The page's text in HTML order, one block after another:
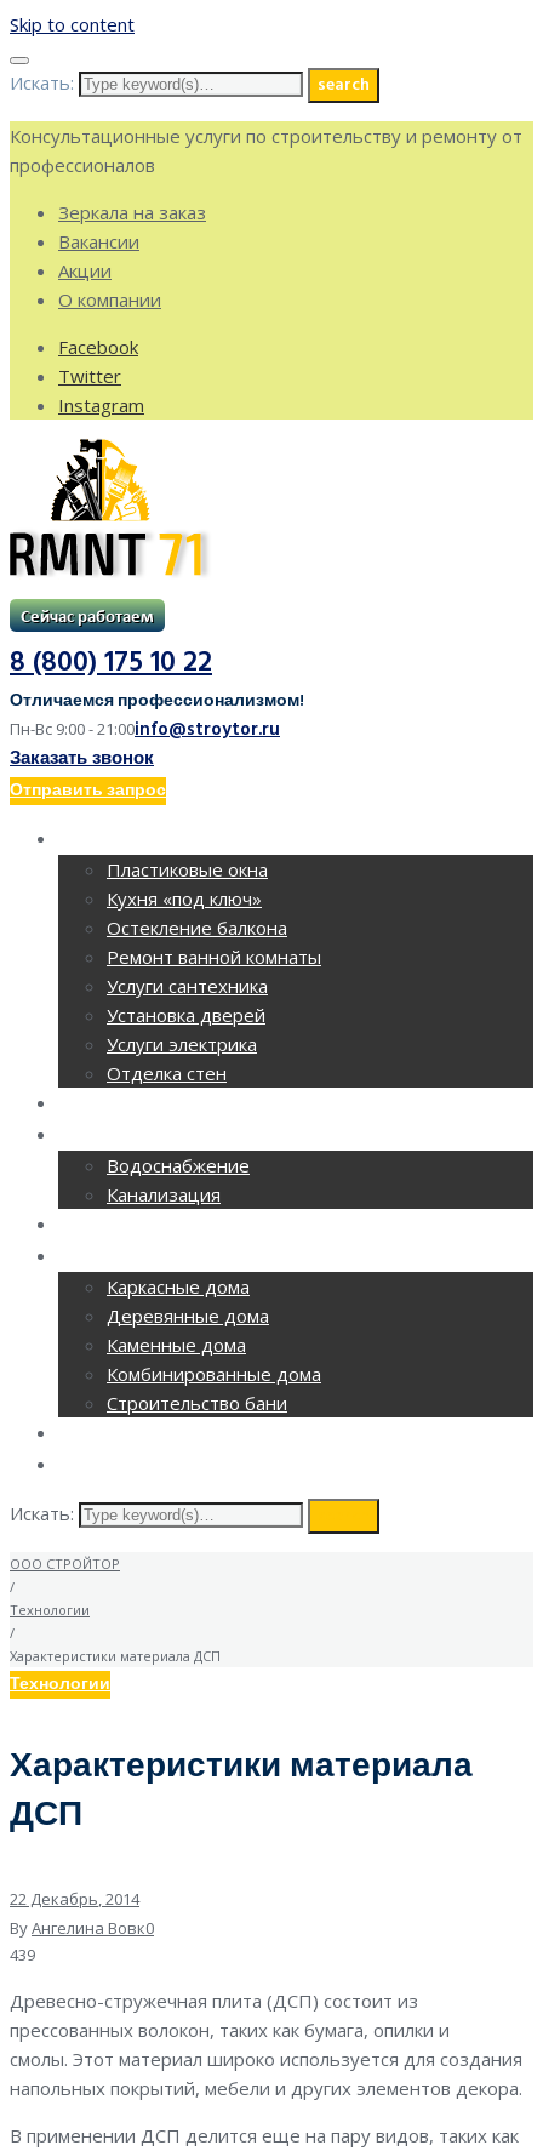
Skip to content
Искать: search
Консультационные услуги по строительству и ремонту от
профессионалов
Зеркала на заказ
Вакансии
Акции
О компании
Facebook
Twitter
Instagram
8 (800) 175 10 22
Отличаемся профессионализмом!
Пн-Вс 9:00 - 21:00info@stroytor.ru
Заказать звонок
Отправить запрос
Пластиковые окна
Кухня «под ключ»
Остекление балкона
Ремонт ванной комнаты
Услуги сантехника
Установка дверей
Услуги электрика
Отделка стен
Водоснабжение
Канализация
Каркасные дома
Деревянные дома
Каменные дома
Комбинированные дома
Строительство бани
Искать:
ООО СТРОЙТОР
/
Технологии
/
Характеристики материала ДСП
Технологии
Характеристики материала
ДСП
22 Декабрь, 2014
ByАнгелина Вовк0
439
Древесно-стружечная плита (ДСП) состоит из
прессованных волокон, таких как бумага, опилки и
смолы. Этот материал широко используется для создания
напольных покрытий, мебели и других элементов декора.
В применении ДСП делится еще на пару видов, таких как